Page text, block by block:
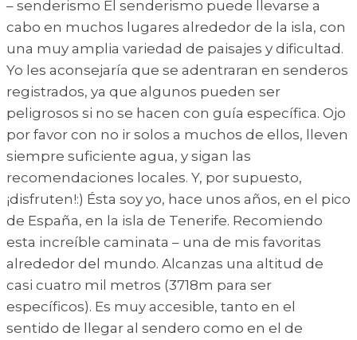
– senderismo El senderismo puede llevarse a
cabo en muchos lugares alrededor de la isla, con
una muy amplia variedad de paisajes y dificultad.
Yo les aconsejaría que se adentraran en senderos
registrados, ya que algunos pueden ser
peligrosos si no se hacen con guía específica. Ojo
por favor con no ir solos a muchos de ellos, lleven
siempre suficiente agua, y sigan las
recomendaciones locales. Y, por supuesto,
¡disfruten!:) Ésta soy yo, hace unos años, en el pico
de España, en la isla de Tenerife. Recomiendo
esta increíble caminata – una de mis favoritas
alrededor del mundo. Alcanzas una altitud de
casi cuatro mil metros (3718m para ser
específicos). Es muy accesible, tanto en el
sentido de llegar al sendero como en el de